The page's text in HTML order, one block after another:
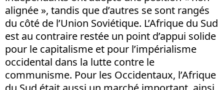
alignée », tandis que d’autres se sont rangés
du côté de l’Union Soviétique. L’Afrique du Sud
est au contraire restée un point d’appui solide
pour le capitalisme et pour l’impérialisme
occidental dans la lutte contre le
communisme. Pour les Occidentaux, l’Afrique